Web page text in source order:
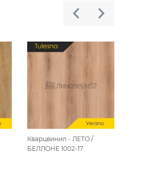
Кварцвинил - ЛЕТО /
БЕЛЛОНЕ 1002-17